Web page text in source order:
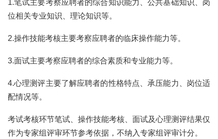
1.笔试主要考察应聘者的综合知识能力、公共基础知识、岗
位相关专业知识、理论知识等。
2.操作技能考核主要考察应聘者的临床操作能力等。
3.面试主要考察应聘者的综合素质和专业能力等。
4.心理测评主要了解应聘者的性格特点、承压能力、岗位适
配情况等。
考试考核环节笔试、操作技能考核、面试及心理测评结果仅
作为专家组评审环节参考依据，不纳入专家组评审计分。